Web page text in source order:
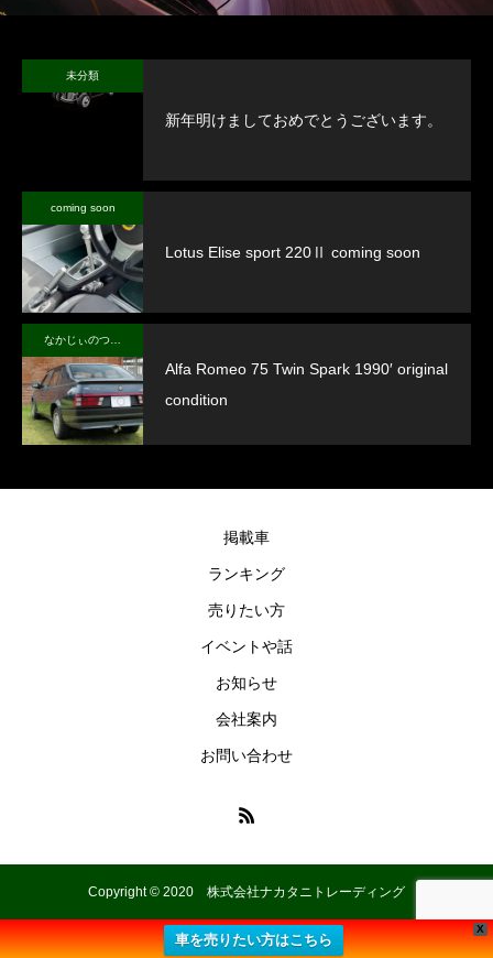
未分類
新年明けましておめでとうございます。
coming soon
Lotus Elise sport 220Ⅱ coming soon
Alfa Romeo 75 Twin Spark 1990′ original
condition
掲載車
ランキング
売りたい方
イベントや話
お知らせ
会社案内
お問い合わせ
Copyright © 2020 株式会社ナカタニトレーディング
X
車を売りたい方はこちら